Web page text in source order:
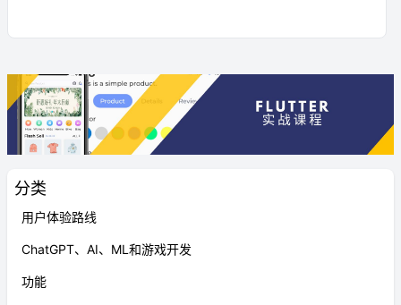
分类
用户体验路线
ChatGPT、AI、ML和游戏开发
功能